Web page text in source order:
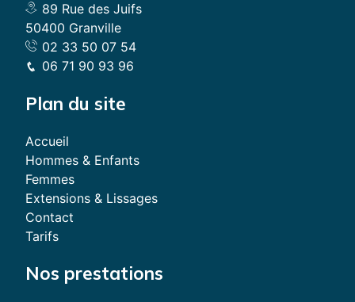
89 Rue des Juifs
50400 Granville
02 33 50 07 54
06 71 90 93 96
Plan du site
Accueil
Hommes & Enfants
Femmes
Extensions & Lissages
Contact
Tarifs
Nos prestations